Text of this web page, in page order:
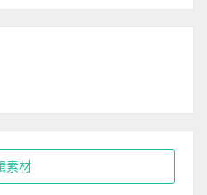
素材